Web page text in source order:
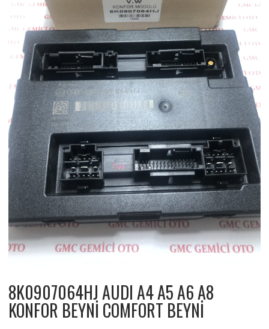
8K0907064HJ AUDI A4 A5 A6 A8
KONFOR BEYNİ COMFORT BEYNİ